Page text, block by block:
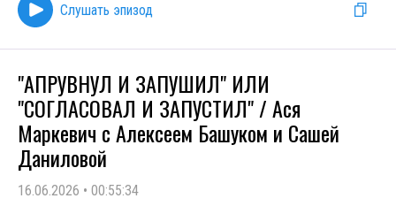
Слушать эпизод
"АПРУВНУЛ И ЗАПУШИЛ" ИЛИ
"СОГЛАСОВАЛ И ЗАПУСТИЛ" / Ася
Маркевич с Алексеем Башуком и Сашей
Даниловой
16.06.2026 • 00:55:34